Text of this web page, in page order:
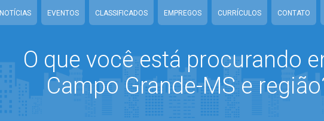
NOTÍCIAS EVENTOS CLASSIFICADOS EMPREGOS CURRÍCULOS CONTATO
O que você está procurando
Campo Grande-MS e